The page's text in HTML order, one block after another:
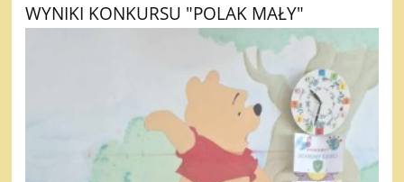
WYNIKI KONKURSU "POLAK MAŁY"